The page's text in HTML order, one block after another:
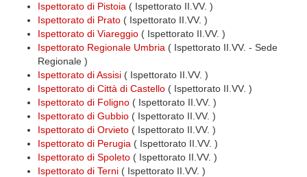
Ispettorato di Pistoia ( Ispettorato II.VV. )
Ispettorato di Prato ( Ispettorato II.VV. )
Ispettorato di Viareggio ( Ispettorato II.VV. )
Ispettorato Regionale Umbria ( Ispettorato II.VV. - Sede
Regionale )
Ispettorato di Assisi ( Ispettorato II.VV. )
Ispettorato di Città di Castello ( Ispettorato II.VV. )
Ispettorato di Foligno ( Ispettorato II.VV. )
Ispettorato di Gubbio ( Ispettorato II.VV. )
Ispettorato di Orvieto ( Ispettorato II.VV. )
Ispettorato di Perugia ( Ispettorato II.VV. )
Ispettorato di Spoleto ( Ispettorato II.VV. )
Ispettorato di Terni ( Ispettorato II.VV. )